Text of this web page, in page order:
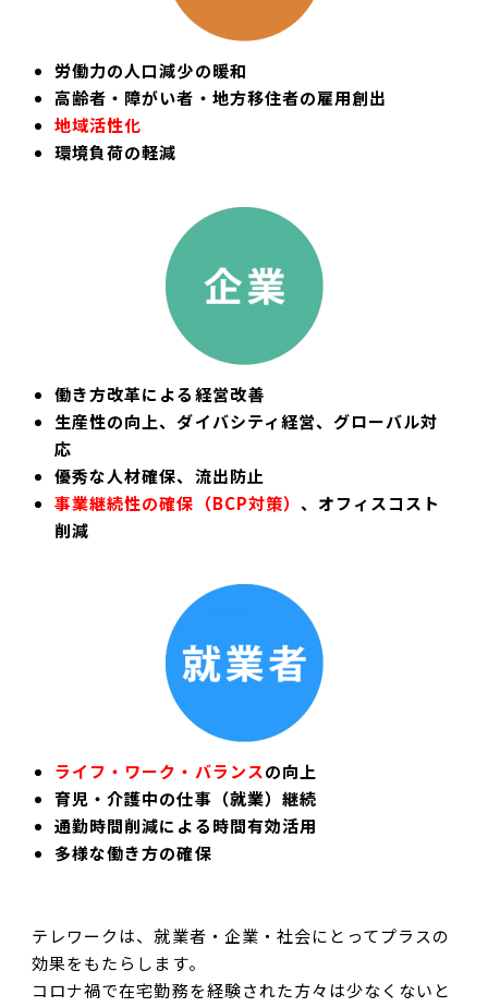
労働力の人口減少の暖和
高齢者・障がい者・地方移住者の雇用創出
地域活性化
環境負荷の軽減
働き方改革による経営改善
生産性の向上、ダイバシティ経営、グローバル対
応
優秀な人材確保、流出防止
事業継続性の確保（BCP対策） 、オフィスコスト
削減
ライフ・ワーク・バランスの向上
育児・介護中の仕事（就業）継続
通勤時間削減による時間有効活用
多様な働き方の確保
テレワークは、就業者・企業・社会にとってプラスの
効果をもたらします。
コロナ禍で在宅勤務を経験された方々は少なくないと